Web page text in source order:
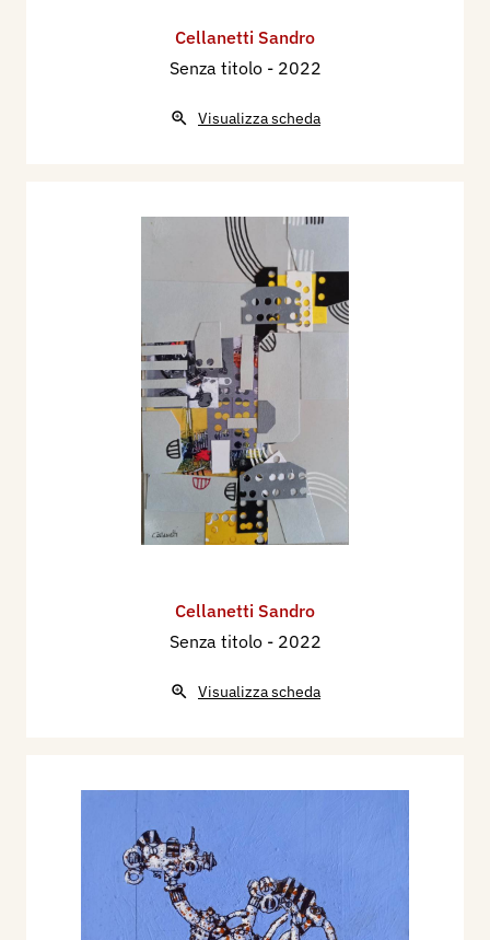
Cellanetti Sandro
Senza titolo - 2022
Visualizza scheda
Cellanetti Sandro
Senza titolo - 2022
Visualizza scheda